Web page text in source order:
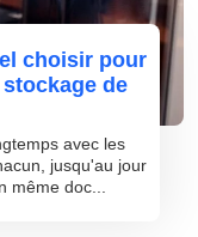
choisir pour
de
avec les
jusqu'au jour
même doc...